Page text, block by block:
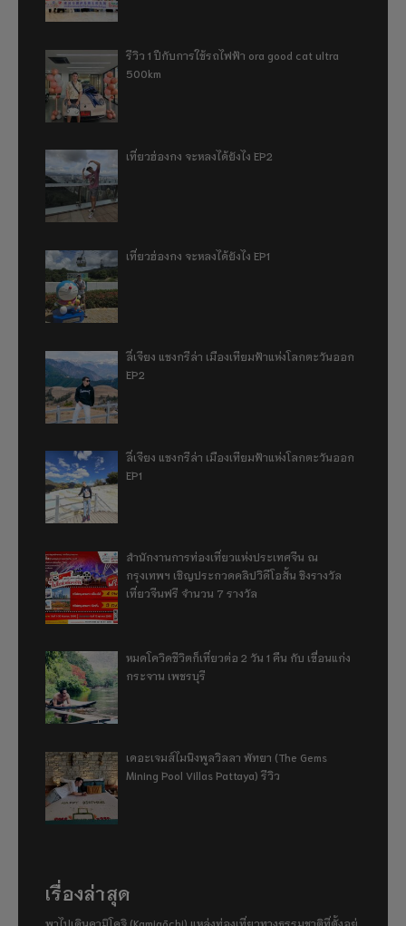
รีวิว 1 ปีกับการใช้รถไฟฟ้า ora good cat ultra
500km
เที่ยวฮ่องกง จะหลงได้ยังไง EP2
เที่ยวฮ่องกง จะหลงได้ยังไง EP1
ลี่เจียง แชงกรีล่า เมืองเทียมฟ้าแห่งโลกตะวันออก
EP2
ลี่เจียง แชงกรีล่า เมืองเทียมฟ้าแห่งโลกตะวันออก
EP1
สำนักงานการท่องเที่ยวแห่งประเทศจีน ณ
กรุงเทพฯ เชิญประกวดคลิปวิดีโอสั้น ชิงรางวัล
เที่ยวจีนฟรี จำนวน 7 รางวัล
หมดโควิดชีวิตก็เที่ยวต่อ 2 วัน 1 คืน กับ เขื่อนแก่ง
กระจาน เพชรบุรี
เดอะเจมส์ไมนิงพูลวิลลา พัทยา (The Gems
Mining Pool Villas Pattaya) รีวิว
เรื่องล่าสุด
พาไปเดินคามิโคจิ (Kamigōchi) แหล่งท่องเที่ยวทางธรรมชาติที่ตั้งอยู่